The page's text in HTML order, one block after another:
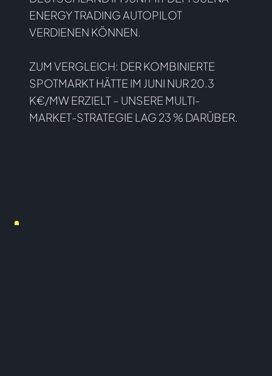
ENERGY TRADING AUTOPILOT
VERDIENEN KÖNNEN.
ZUM VERGLEICH: DER KOMBINIERTE
SPOTMARKT HÄTTE IM JUNI NUR 20.3
K€/MW ERZIELT – UNSERE MULTI-
MARKET-STRATEGIE LAG 23 % DARÜBER.